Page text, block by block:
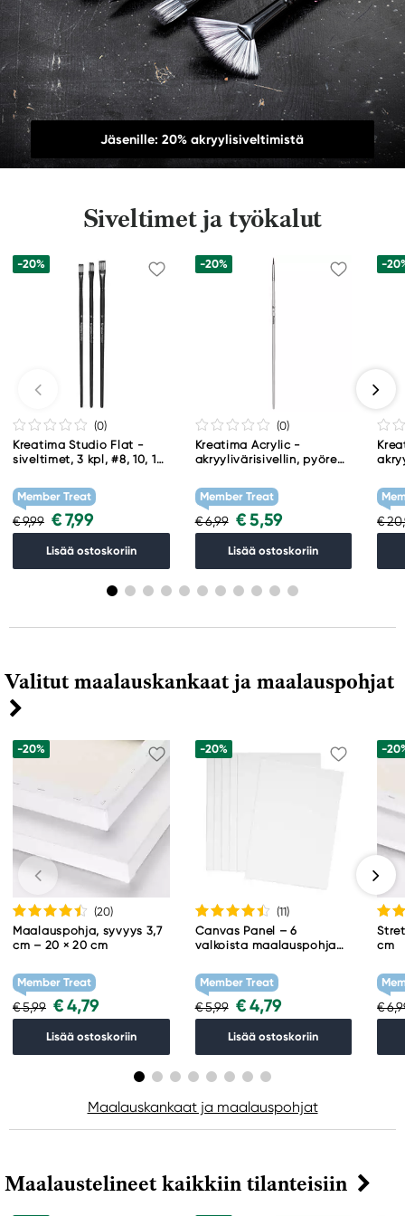
Jäsenille: 20% akryylisiveltimistä
Siveltimet ja työkalut
-20%
(0)
Kreatima Studio Flat -
siveltimet, 3 kpl, #8, 10, 12
litteä harjas
Member Treat
€ 9,99 € 7,99
Lisää ostoskoriin
-20%
(0)
Kreatima Acrylic -
akryylivärisivellin, pyöreä
Member Treat
€ 6,99 € 5,59
Lisää ostoskoriin
-
€
Valitut maalauskankaat ja maalauspohjat
-20%
(20)
Maalauspohja, syvyys 3,7
cm – 20 × 20 cm
Member Treat
€ 5,99 € 4,79
Lisää ostoskoriin
-20%
(11)
Canvas Panel – 6
valkoista maalauspohjaa,
paksuus 3 mm
Member Treat
€ 5,99 € 4,79
Lisää ostoskoriin
-
cm
€
Maalauskankaat ja maalauspohjat
Maalaustelineet kaikkiin tilanteisiin